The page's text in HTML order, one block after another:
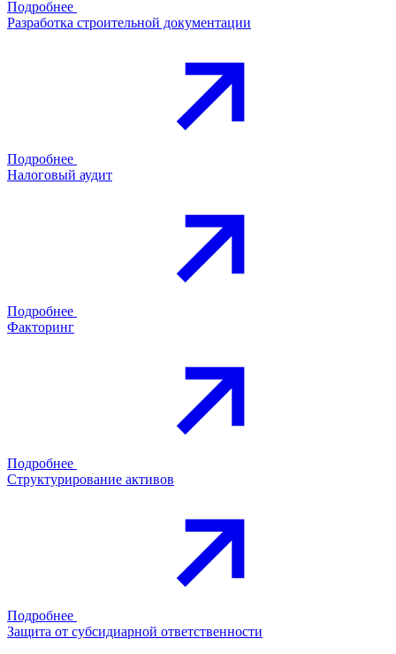
Подробнее
Разработка строительной документации
Подробнее
Налоговый аудит
Подробнее
Факторинг
Подробнее
Структурирование активов
Подробнее
Защита от субсидиарной ответственности